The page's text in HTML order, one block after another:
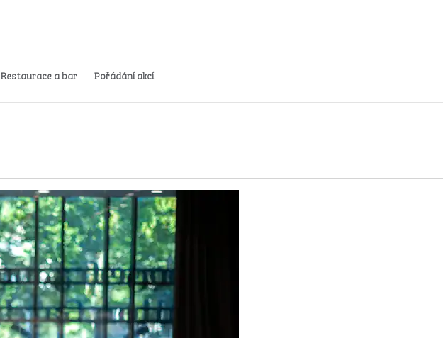
Restaurace a bar Pořádání akcí